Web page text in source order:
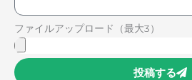
ファイルアップロード（最大3）
投稿する